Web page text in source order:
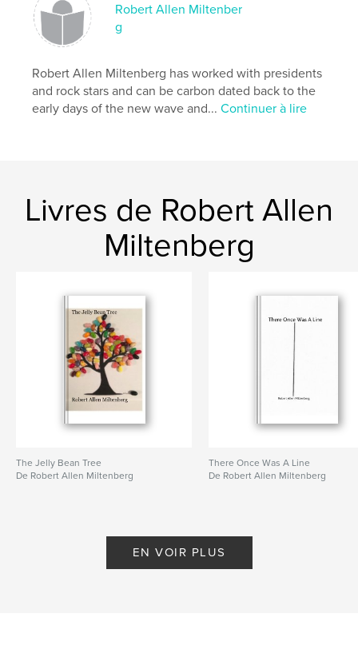
Robert Allen Miltenber
g
Robert Allen Miltenberg has worked with presidents
and rock stars and can be carbon dated back to the
early days of the new wave and...Continuer à lire
Livres de Robert Allen
Miltenberg
The Jelly Bean Tree
De Robert Allen Miltenberg
There Once Was A Line
De Robert Allen Miltenberg
EN VOIR PLUS